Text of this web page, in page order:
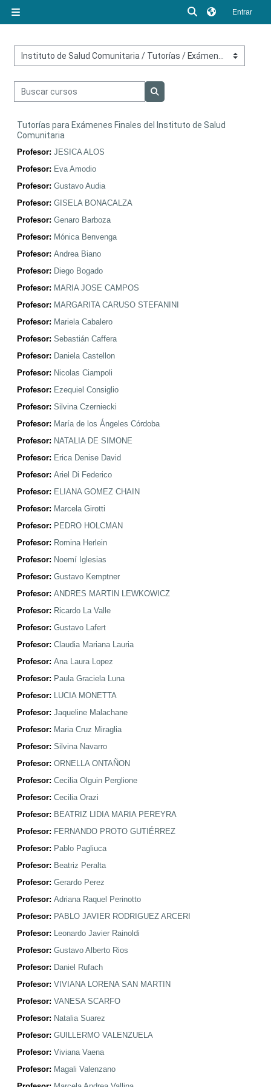
Selector de
Entrar
Categorías
Buscar cursos
Tutorías para Exámenes Finales del Instituto de Salud
Comunitaria
Profesor: JESICA ALOS
Profesor: Eva Amodio
Profesor: Gustavo Audia
Profesor: GISELA BONACALZA
Profesor: Genaro Barboza
Profesor: Mónica Benvenga
Profesor: Andrea Biano
Profesor: Diego Bogado
Profesor: MARIA JOSE CAMPOS
Profesor: MARGARITA CARUSO STEFANINI
Profesor: Mariela Cabalero
Profesor: Sebastián Caffera
Profesor: Daniela Castellon
Profesor: Nicolas Ciampoli
Profesor: Ezequiel Consiglio
Profesor: Silvina Czerniecki
Profesor: María de los Ángeles Córdoba
Profesor: NATALIA DE SIMONE
Profesor: Erica Denise David
Profesor: Ariel Di Federico
Profesor: ELIANA GOMEZ CHAIN
Profesor: Marcela Girotti
Profesor: PEDRO HOLCMAN
Profesor: Romina Herlein
Profesor: Noemí Iglesias
Profesor: Gustavo Kemptner
Profesor: ANDRES MARTIN LEWKOWICZ
Profesor: Ricardo La Valle
Profesor: Gustavo Lafert
Profesor: Claudia Mariana Lauria
Profesor: Ana Laura Lopez
Profesor: Paula Graciela Luna
Profesor: LUCIA MONETTA
Profesor: Jaqueline Malachane
Profesor: Maria Cruz Miraglia
Profesor: Silvina Navarro
Profesor: ORNELLA ONTAÑON
Profesor: Cecilia Olguin Perglione
Profesor: Cecilia Orazi
Profesor: BEATRIZ LIDIA MARIA PEREYRA
Profesor: FERNANDO PROTO GUTIÉRREZ
Profesor: Pablo Pagliuca
Profesor: Beatriz Peralta
Profesor: Gerardo Perez
Profesor: Adriana Raquel Perinotto
Profesor: PABLO JAVIER RODRIGUEZ ARCERI
Profesor: Leonardo Javier Rainoldi
Profesor: Gustavo Alberto Rios
Profesor: Daniel Rufach
Profesor: VIVIANA LORENA SAN MARTIN
Profesor: VANESA SCARFO
Profesor: Natalia Suarez
Profesor: GUILLERMO VALENZUELA
Profesor: Viviana Vaena
Profesor: Magali Valenzano